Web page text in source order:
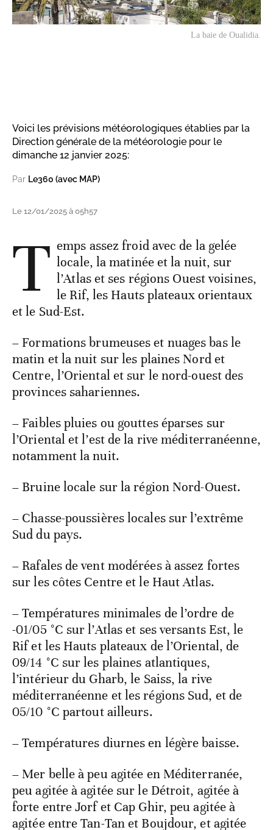
La baie de Oualidia.
Voici les prévisions météorologiques établies par la
Direction générale de la météorologie pour le
dimanche 12 janvier 2025:
Par Le360 (avec MAP)
Le 12/01/2025 à 05h57
T emps assez froid avec de la gelée
locale, la matinée et la nuit, sur
l’Atlas et ses régions Ouest voisines,
le Rif, les Hauts plateaux orientaux
et le Sud-Est.
– Formations brumeuses et nuages bas le
matin et la nuit sur les plaines Nord et
Centre, l’Oriental et sur le nord-ouest des
provinces sahariennes.
– Faibles pluies ou gouttes éparses sur
l’Oriental et l’est de la rive méditerranéenne,
notamment la nuit.
– Bruine locale sur la région Nord-Ouest.
– Chasse-poussières locales sur l’extrême
Sud du pays.
– Rafales de vent modérées à assez fortes
sur les côtes Centre et le Haut Atlas.
– Températures minimales de l’ordre de
-01/05 °C sur l’Atlas et ses versants Est, le
Rif et les Hauts plateaux de l’Oriental, de
09/14 °C sur les plaines atlantiques,
l’intérieur du Gharb, le Saiss, la rive
méditerranéenne et les régions Sud, et de
05/10 °C partout ailleurs.
– Températures diurnes en légère baisse.
– Mer belle à peu agitée en Méditerranée,
peu agitée à agitée sur le Détroit, agitée à
forte entre Jorf et Cap Ghir, peu agitée à
agitée entre Tan-Tan et Boujdour, et agitée